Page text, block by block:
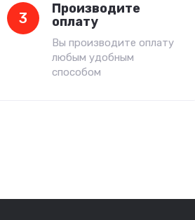
3
Производите
оплату
Вы производите оплату
любым удобным
способом